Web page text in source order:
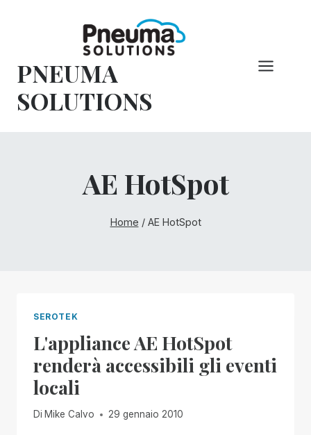
PNEUMA
SOLUTIONS
AE HotSpot
Home / AE HotSpot
SEROTEK
L'appliance AE HotSpot
renderà accessibili gli eventi
locali
Di Mike Calvo 29 gennaio 2010